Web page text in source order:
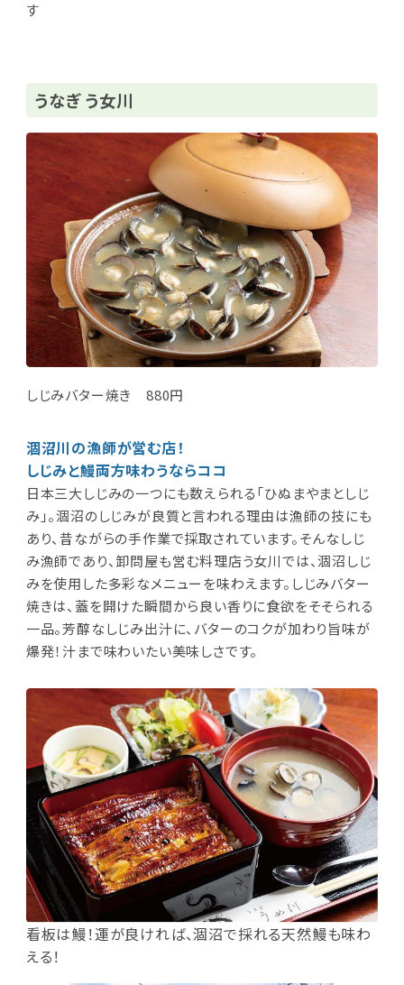
す
うなぎ う女川
しじみバター焼き 880円
涸沼川の漁師が営む店！
しじみと鰻両方味わうならココ
日本三大しじみの一つにも数えられる「ひぬまやまとしじ
み」。涸沼のしじみが良質と言われる理由は漁師の技にも
あり、昔ながらの手作業で採取されています。そんなしじ
み漁師であり、卸問屋も営む料理店う女川では、涸沼しじ
みを使用した多彩なメニューを味わえます。しじみバター
焼きは、蓋を開けた瞬間から良い香りに食欲をそそられる
一品。芳醇なしじみ出汁に、バターのコクが加わり旨味が
爆発！汁まで味わいたい美味しさです。
看板は鰻！運が良ければ、涸沼で採れる天然鰻も味わ
える！